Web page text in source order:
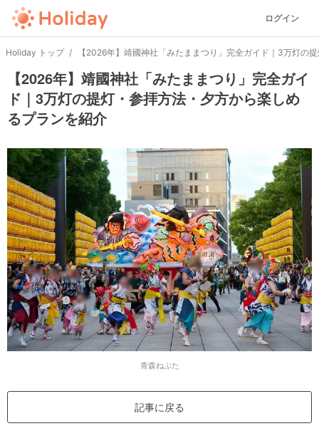
ログイン
Holiday トップ 【2026年】靖國神社「みたままつり」完全ガイド｜3万灯の
【2026年】靖國神社「みたままつり」完全ガイ
ド｜3万灯の提灯・参拝方法・夕方から楽しめ
るプランを紹介
青森ねぶた
記事に戻る